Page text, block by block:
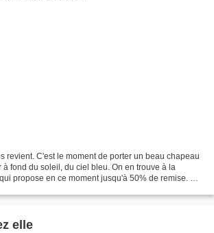
revient. C'est le moment de porter un beau chapeau
à fond du soleil, du ciel bleu. On en trouve à la
propose en ce moment jusqu'à 50% de remise. Et
elle